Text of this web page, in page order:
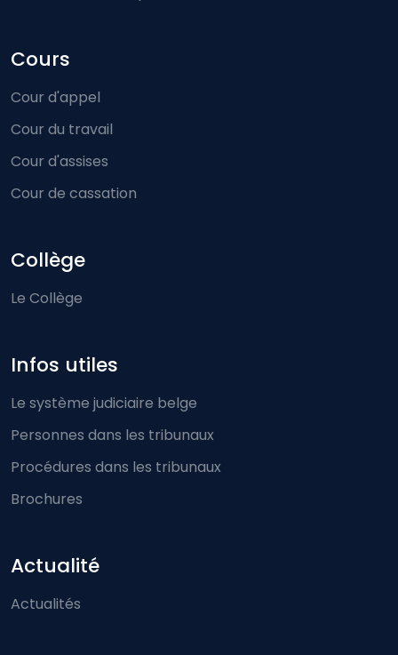
Cours
Cour d'appel
Cour du travail
Cour d'assises
Cour de cassation
Collège
Le Collège
Infos utiles
Le système judiciaire belge
Personnes dans les tribunaux
Procédures dans les tribunaux
Brochures
Actualité
Actualités